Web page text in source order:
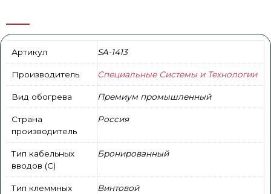
Артикул SA-1413
Производитель Специальные Системы и Технологии
Вид обогрева Премиум промышленный
Страна
производитель
Россия
Тип кабельных
вводов (С)
Бронированный
Тип клеммных
Винтовой